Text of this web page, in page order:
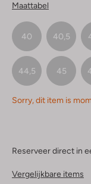
Maattabel
40 40,5
44,5 45
Sorry, dit item is
Reserveer direct in
Vergelijkbare items